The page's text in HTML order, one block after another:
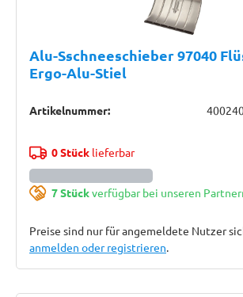
Alu-Sschneeschieber 97040
Ergo-Alu-Stiel
Artikelnummer:
0 Stücklieferbar
7 Stückverfügbar bei unseren
Preise sind nur für angemeldete Nutzer
anmelden oder registrieren.